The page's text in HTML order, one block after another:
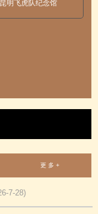
昆明飞虎队纪念馆
更 多 +
7-28)